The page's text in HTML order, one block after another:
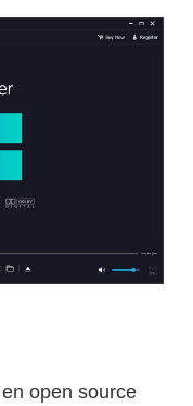
open source